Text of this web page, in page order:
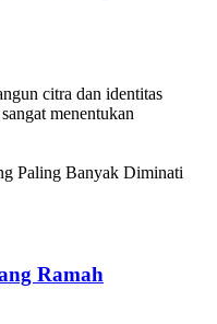
citra dan identitas
menentukan
Ramah